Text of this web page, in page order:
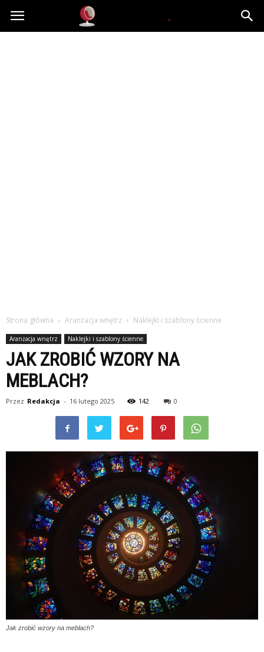
Dekoteria.pl
Strona główna Aranżacja wnętrz Naklejki i szablony ścienne
Aranżacja wnętrz Naklejki i szablony ścienne
JAK ZROBIĆ WZORY NA
MEBLACH?
Przez Redakcja - 16 lutego 2025 142 0
Jak zrobić wzory na meblach?